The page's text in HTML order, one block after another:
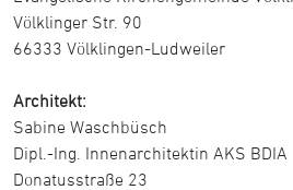
Völklinger Str. 90
66333 Völklingen-Ludweiler
Architekt:
Sabine Waschbüsch
Dipl.-Ing. Innenarchitektin AKS BDIA
Donatusstraße 23